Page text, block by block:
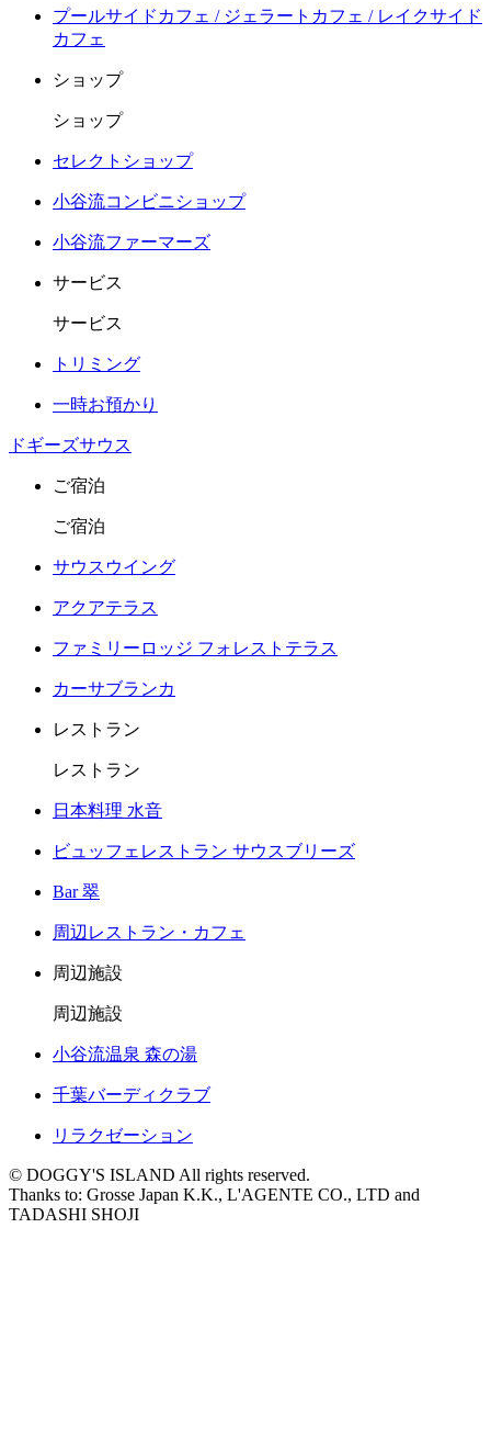
プールサイドカフェ / ジェラートカフェ / レイクサイド
カフェ
ショップ
ショップ
セレクトショップ
小谷流コンビニショップ
小谷流ファーマーズ
サービス
サービス
トリミング
一時お預かり
ドギーズサウス
ご宿泊
ご宿泊
サウスウイング
アクアテラス
ファミリーロッジ フォレストテラス
カーサブランカ
レストラン
レストラン
日本料理 水音
ビュッフェレストラン サウスブリーズ
Bar 翠
周辺レストラン・カフェ
周辺施設
周辺施設
小谷流温泉 森の湯
千葉バーディクラブ
リラクゼーション
© DOGGY'S ISLAND All rights reserved.
Thanks to: Grosse Japan K.K., L'AGENTE CO., LTD and
TADASHI SHOJI